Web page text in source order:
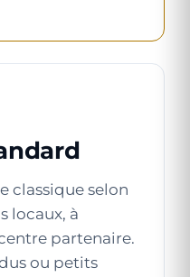
classique selon
locaux, à
partenaire.
ou petits